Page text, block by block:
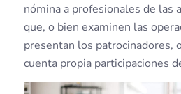
nómina a profesionales de las
que, o bien examinen las
presentan los patrocinadores,
cuenta propia participaciones